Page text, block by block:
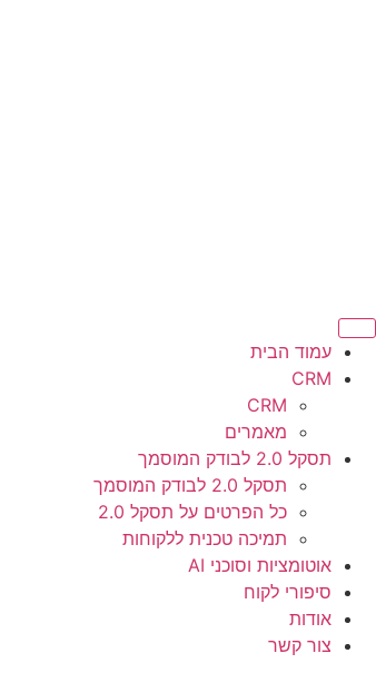
עמוד הבית
CRM
CRM
מאמרים
תסקל 2.0 לבודק המוסמך
תסקל 2.0 לבודק המוסמך
כל הפרטים על תסקל 2.0
תמיכה טכנית ללקוחות
אוטומציות וסוכני AI
סיפורי לקוח
אודות
צור קשר